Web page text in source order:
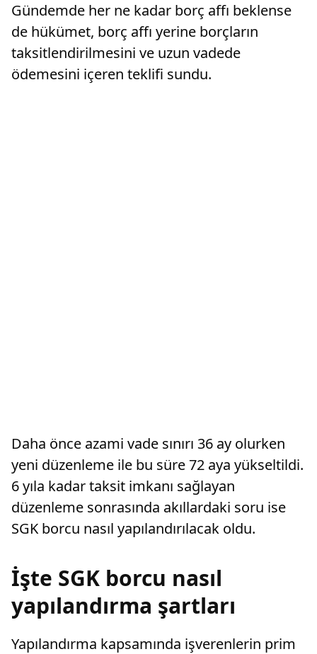
Gündemde her ne kadar borç affı beklense
de hükümet, borç affı yerine borçların
taksitlendirilmesini ve uzun vadede
ödemesini içeren teklifi sundu.
Daha önce azami vade sınırı 36 ay olurken
yeni düzenleme ile bu süre 72 aya yükseltildi.
6 yıla kadar taksit imkanı sağlayan
düzenleme sonrasında akıllardaki soru ise
SGK borcu nasıl yapılandırılacak oldu.
İşte SGK borcu nasıl
yapılandırma şartları
Yapılandırma kapsamında işverenlerin prim